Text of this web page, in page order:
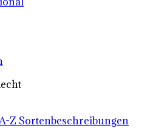
Z Sortenbeschreibungen